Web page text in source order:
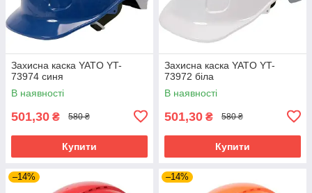
Захисна каска YATO YT-
73974 синя
В наявності
501,30 ₴ 580 ₴
Купити
Захисна каска YATO YT-
73972 біла
В наявності
501,30 ₴ 580 ₴
Купити
–14% –14%